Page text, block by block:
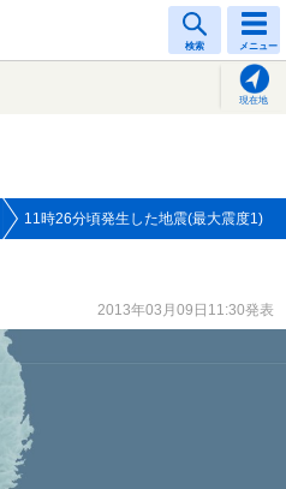
検索 メニュー
現在地
11時26分頃発生した地震(最大震度1)
2013年03月09日11:30発表